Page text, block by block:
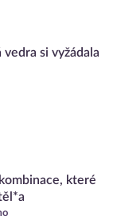
si vyžádala
které